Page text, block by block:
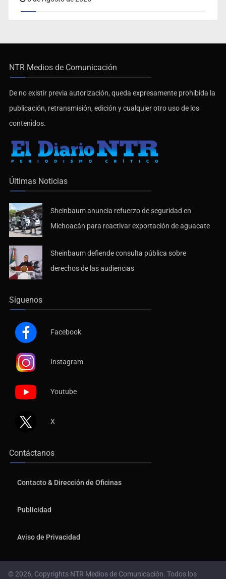
NTR Medios de Comunicación
De no existir previa autorización, queda expresamente prohibida la
publicación, retransmisión, edición y cualquier otro uso de los
contenidos.
Últimas Noticias
Sheinbaum anuncia refuerzo de seguridad en
Michoacán para reactivar exportación de aguacate
Sheinbaum defiende consulta pública sobre
derechos de las audiencias
Síguenos
Facebook
Instagram
Youtube
X
Contáctanos
Contacto & Dirección de Oficinas
Publicidad
Aviso de Privacidad
© 2026, Copyrights NTR Medios de Comunicación. Todos los